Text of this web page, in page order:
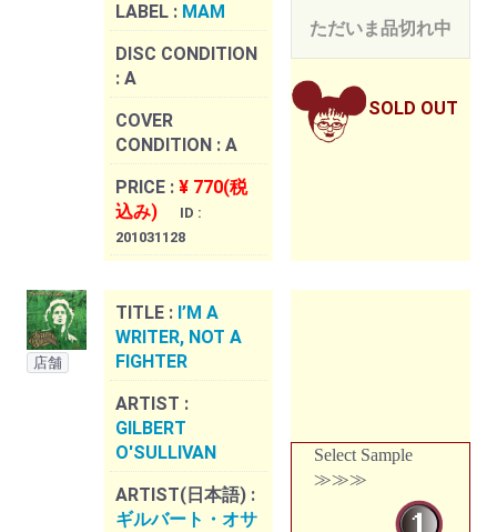
LABEL : MAM
DISC CONDITION
: A
COVER
CONDITION : A
PRICE : ¥ 770(税
込み)
ID :
201031128
ただいま品切れ中
SOLD OUT
店舗
TITLE : I’M A
WRITER, NOT A
FIGHTER
ARTIST :
GILBERT
O'SULLIVAN
ARTIST(日本語) :
ギルバート・オサ
Select Sample
≫≫≫